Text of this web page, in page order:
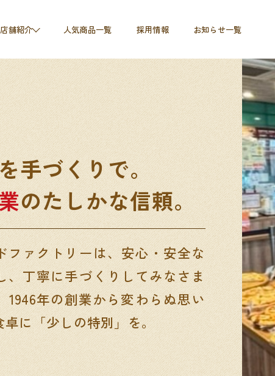
店舗紹介 人気商品一覧 採用情報 お知らせ一覧
手づくりで。
のたしかな信頼。
ファクトリーは、安心・安全な
、丁寧に手づくりしてみなさま
1946年の創業から変わらぬ思い
卓に「少しの特別」を。